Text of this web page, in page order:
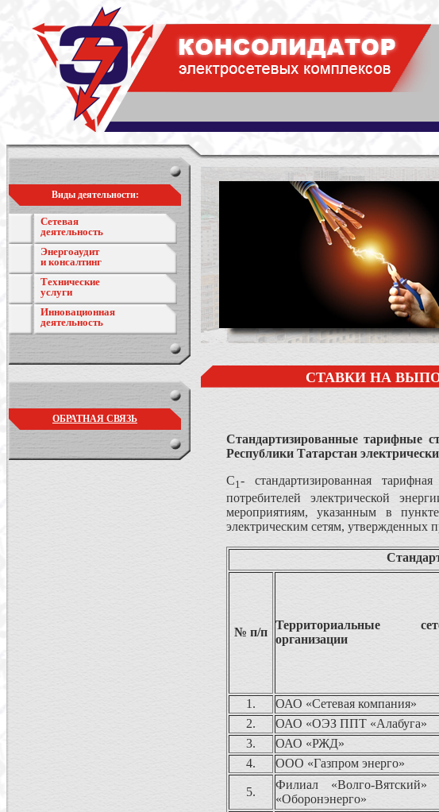
Виды деятельности:
Сетевая
деятельность
Энергоаудит
и консалтинг
Технические
услуги
Инновационная
деятельность
ОБРАТНАЯ СВЯЗЬ
СТАВКИ НА
Стандартизированные тарифные
Республики Татарстан
С1- стандартизированная
потребителей электрической
мероприятиям, указанным в
электрическим сетям, утвержденных
№ п/п
Территориальные
организации
1.
ОАО «Сетевая компания»
2.
ОАО «ОЭЗ ППТ «Алабуга»
3.
ОАО «РЖД»
4.
ООО «Газпром энерго»
5.
Филиал «Волго-
«Оборонэнерго»